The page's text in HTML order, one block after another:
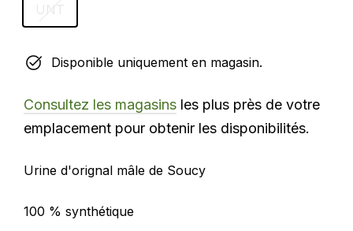
UNT
Disponible uniquement en magasin.
Consultez les magasins les plus près de votre
emplacement pour obtenir les disponibilités.
Urine d'orignal mâle de Soucy
100 % synthétique